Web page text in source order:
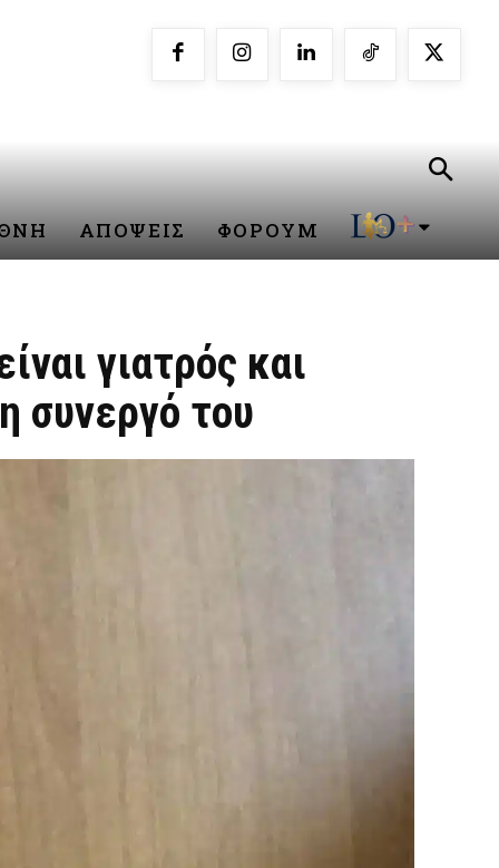
ΑΠΟΨΕΙΣ ΦΟΡΟΥΜ
γιατρός και
συνεργό του